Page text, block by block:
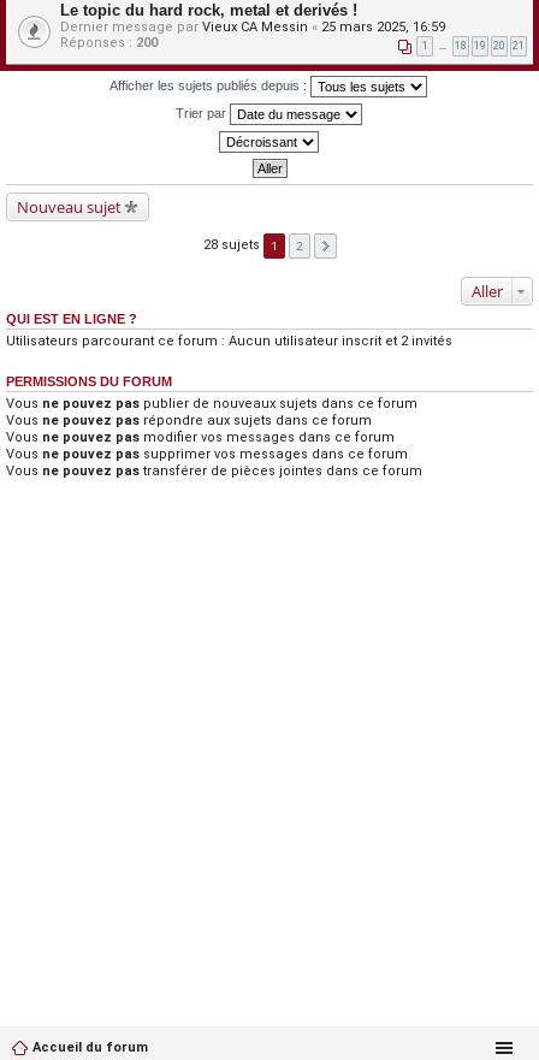
Le topic du hard rock, metal et derivés !
Dernier message par Vieux CA Messin « 25 mars 2025, 16:59
Réponses : 200 1 … 18 19 20 21
Afficher les sujets publiés depuis :
Trier par
Nouveau sujet
28 sujets 1 2
Aller
QUI EST EN LIGNE ?
Utilisateurs parcourant ce forum : Aucun utilisateur inscrit et 2 invités
PERMISSIONS DU FORUM
Vous ne pouvez pas publier de nouveaux sujets dans ce forum
Vous ne pouvez pas répondre aux sujets dans ce forum
Vous ne pouvez pas modifier vos messages dans ce forum
Vous ne pouvez pas supprimer vos messages dans ce forum
Vous ne pouvez pas transférer de pièces jointes dans ce forum
Accueil du forum